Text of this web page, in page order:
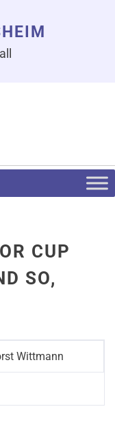
CUP
SO,
Witt­mann